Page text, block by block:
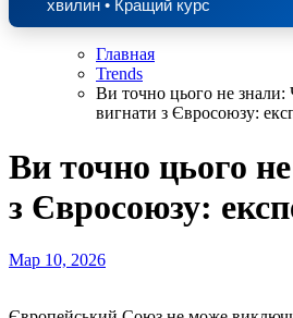
хвилин • Кращий курс
Главная
Trends
Ви точно цього не
вигнати з Євросоюзу:
Ви точно цього
з Євросоюзу:
Мар 10, 2026